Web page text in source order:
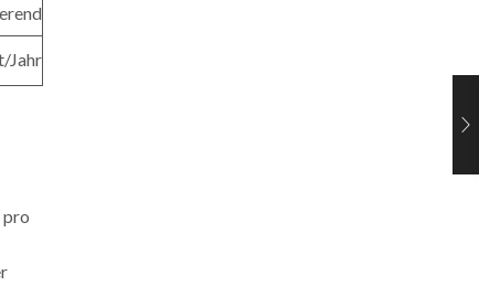
Jahr
pro